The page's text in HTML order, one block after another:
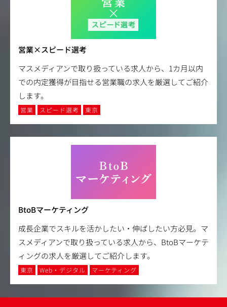
営業×スピード選考
マスメディアンで取り扱っている求人から、1カ月以内
での内定獲得が目指せる営業職の求人を厳選してご紹介
します。
営業 スピード選考 東京
BtoBマーケティング
成長企業でスキルを活かしたい・伸ばしたい方必見。マ
スメディアンで取り扱っている求人から、BtoBマーケテ
ィングの求人を厳選してご紹介します。
東京 Web・デジタル マーケティング